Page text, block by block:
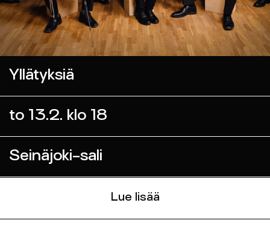
Yllätyksiä
to 13.2. klo 18
Seinäjoki-sali
Lue lisää